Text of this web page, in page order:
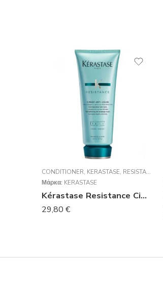
CONDITIONER, KERASTASE, RESISTANCE
Μάρκα: KERASTASE
Kérastase Resistance Ciment Anti-Usure 200ml
29,80 €